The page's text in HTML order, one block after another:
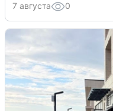
7 августа 0